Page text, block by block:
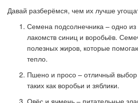
Давай разберёмся, чем их лучше
Семена подсолнечника – одно
лакомств синиц и воробьёв.
полезных жиров, которые
тепло.
Пшено и просо – отличный
таких как воробьи и зяблики.
Овёс и ячмень – питательные